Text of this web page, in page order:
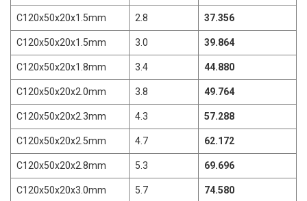
C120x50x20x1.5mm 2.8 37.356
C120x50x20x1.5mm 3.0 39.864
C120x50x20x1.8mm 3.4 44.880
C120x50x20x2.0mm 3.8 49.764
C120x50x20x2.3mm 4.3 57.288
C120x50x20x2.5mm 4.7 62.172
C120x50x20x2.8mm 5.3 69.696
C120x50x20x3.0mm 5.7 74.580